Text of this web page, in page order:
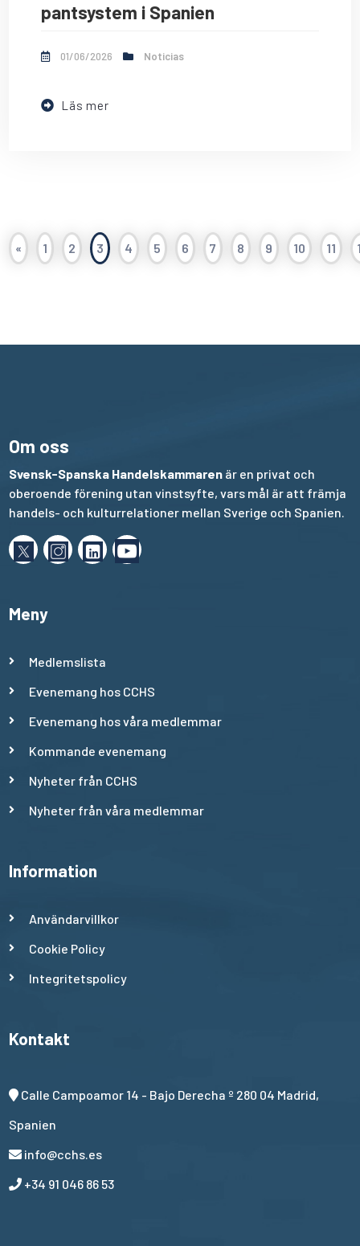
pantsystem i Spanien
01/06/2026 Noticias
Läs mer
« 1 2 3 4 5 6 7 8 9 10 11
Om oss
Svensk-Spanska Handelskammaren är en privat och
oberoende förening utan vinstsyfte, vars mål är att främja
handels- och kulturrelationer mellan Sverige och Spanien.
Meny
Medlemslista
Evenemang hos CCHS
Evenemang hos våra medlemmar
Kommande evenemang
Nyheter från CCHS
Nyheter från våra medlemmar
Information
Användarvillkor
Cookie Policy
Integritetspolicy
Kontakt
Calle Campoamor 14 - Bajo Derecha º 280 04 Madrid,
Spanien
info@cchs.es
+34 91 046 86 53